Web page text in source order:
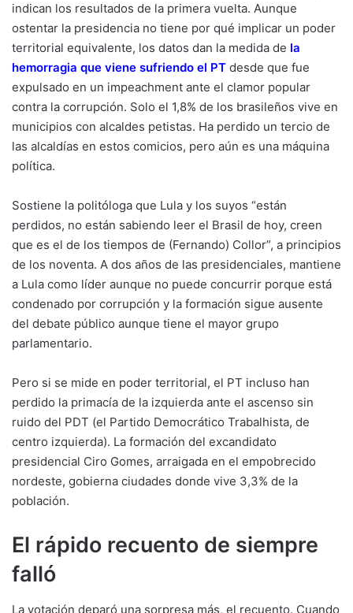
indican los resultados de la primera vuelta. Aunque
ostentar la presidencia no tiene por qué implicar un poder
territorial equivalente, los datos dan la medida de la
hemorragia que viene sufriendo el PT desde que fue
expulsado en un impeachment ante el clamor popular
contra la corrupción. Solo el 1,8% de los brasileños vive en
municipios con alcaldes petistas. Ha perdido un tercio de
las alcaldías en estos comicios, pero aún es una máquina
política.
Sostiene la politóloga que Lula y los suyos “están
perdidos, no están sabiendo leer el Brasil de hoy, creen
que es el de los tiempos de (Fernando) Collor”, a principios
de los noventa. A dos años de las presidenciales, mantiene
a Lula como líder aunque no puede concurrir porque está
condenado por corrupción y la formación sigue ausente
del debate público aunque tiene el mayor grupo
parlamentario.
Pero si se mide en poder territorial, el PT incluso han
perdido la primacía de la izquierda ante el ascenso sin
ruido del PDT (el Partido Democrático Trabalhista, de
centro izquierda). La formación del excandidato
presidencial Ciro Gomes, arraigada en el empobrecido
nordeste, gobierna ciudades donde vive 3,3% de la
población.
El rápido recuento de siempre
falló
La votación deparó una sorpresa más, el recuento. Cuando